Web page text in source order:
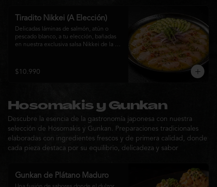
Tiradito Nikkei (A Elección)
Delicadas láminas de salmón, atún o
pescado blanco, a tu elección, bañadas
en nuestra exclusiva salsa Nikkei de la
palta, cebolla morada, ají fresco, brotes y
sésamo, ofreciendo una experiencia
$10.990
Hosomakis y Gunkan
Descubre la esencia de la gastronomía japonesa con nuestra
selección de Hosomakis y Gunkan. Preparaciones tradicionales
elaboradas con ingredientes frescos y de primera calidad, donde
cada pieza destaca por su equilibrio, delicadeza y sabor
Gunkan de Plátano Maduro